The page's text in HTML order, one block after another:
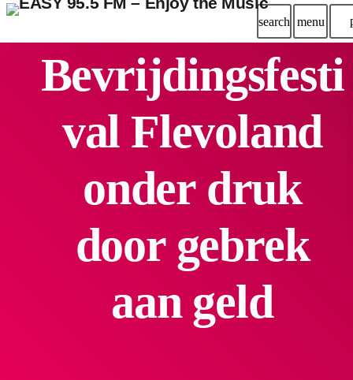
search menu
Bevrijdingsfesti
val Flevoland
onder druk
door gebrek
aan geld